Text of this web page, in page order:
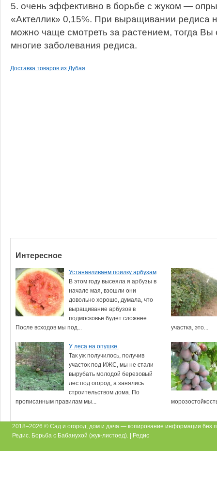
5. очень эффективно в борьбе с жуком —
«Актеллик» 0,15%. При выращивании редиса
можно чаще смотреть за растением, тогда Вы
многие заболевания редиса.
Доставка товаров из Дубая
Интересное
Устанавливаем поилку арбузам
В этом году высеяла я арбузы в
начале мая, взошли они
довольно хорошо, думала, что
выращивание арбузов в
подмосковье будет сложнее.
После всходов мы под...
участка, это...
У леса на опушке.
Так уж получилось, получив
участок под ИЖС, мы не стали
вырубать молодой березовый
лес под огород, а занялись
строительством дома. По
прописанным правилам мы...
2018–2026 © Сад и огород, дом и дача — копирование информации без
Редис. Борьба с Бабанухой (жук-листоед). | Редис